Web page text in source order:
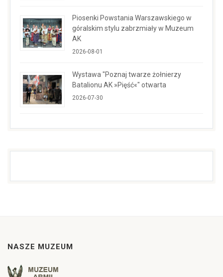
Piosenki Powstania Warszawskiego w
góralskim stylu zabrzmiały w Muzeum
AK
2026-08-01
Wystawa "Poznaj twarze żołnierzy
Batalionu AK »Pięść«" otwarta
2026-07-30
NASZE MUZEUM